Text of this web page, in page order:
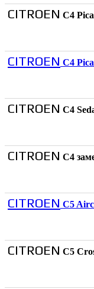
CITROEN C4
CITROEN C4
CITROEN C4
CITROEN C4
CITROEN C5
CITROEN C5